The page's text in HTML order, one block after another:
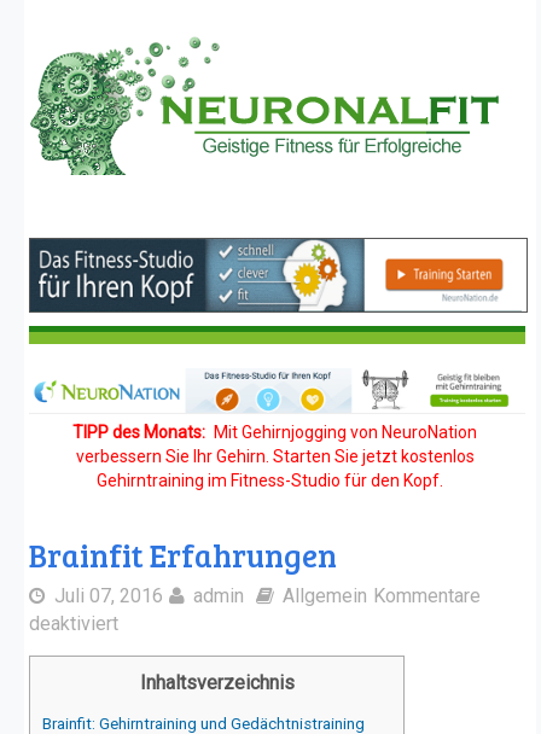
TIPP des Monats: Mit Gehirnjogging von NeuroNation
verbessern Sie Ihr Gehirn. Starten Sie jetzt kostenlos
Gehirntraining im Fitness-Studio für den Kopf.
Brainfit Erfahrungen
Juli 07, 2016 admin Allgemein Kommentare
deaktiviert
Inhaltsverzeichnis
Brainfit: Gehirntraining und Gedächtnistraining